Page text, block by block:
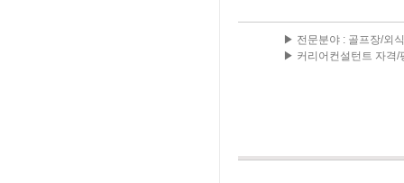
▶ 전문분야 : 골프장/외
▶ 커리어컨설턴트 자격/